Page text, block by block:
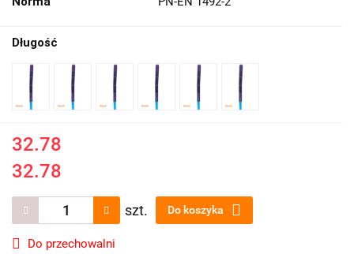
Długość
32.78
32.78
szt. Do koszyka
Do przechowalni